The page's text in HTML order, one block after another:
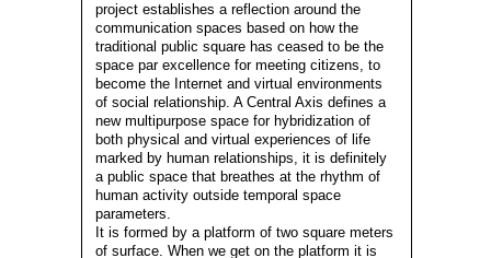
project establishes a reflection around the
communication spaces based on how the
traditional public square has ceased to be the
space par excellence for meeting citizens, to
become the Internet and virtual environments
of social relationship. A Central Axis defines a
new multipurpose space for hybridization of
both physical and virtual experiences of life
marked by human relationships, it is definitely
a public space that breathes at the rhythm of
human activity outside temporal space
parameters.
It is formed by a platform of two square meters
of surface. When we get on the platform it is